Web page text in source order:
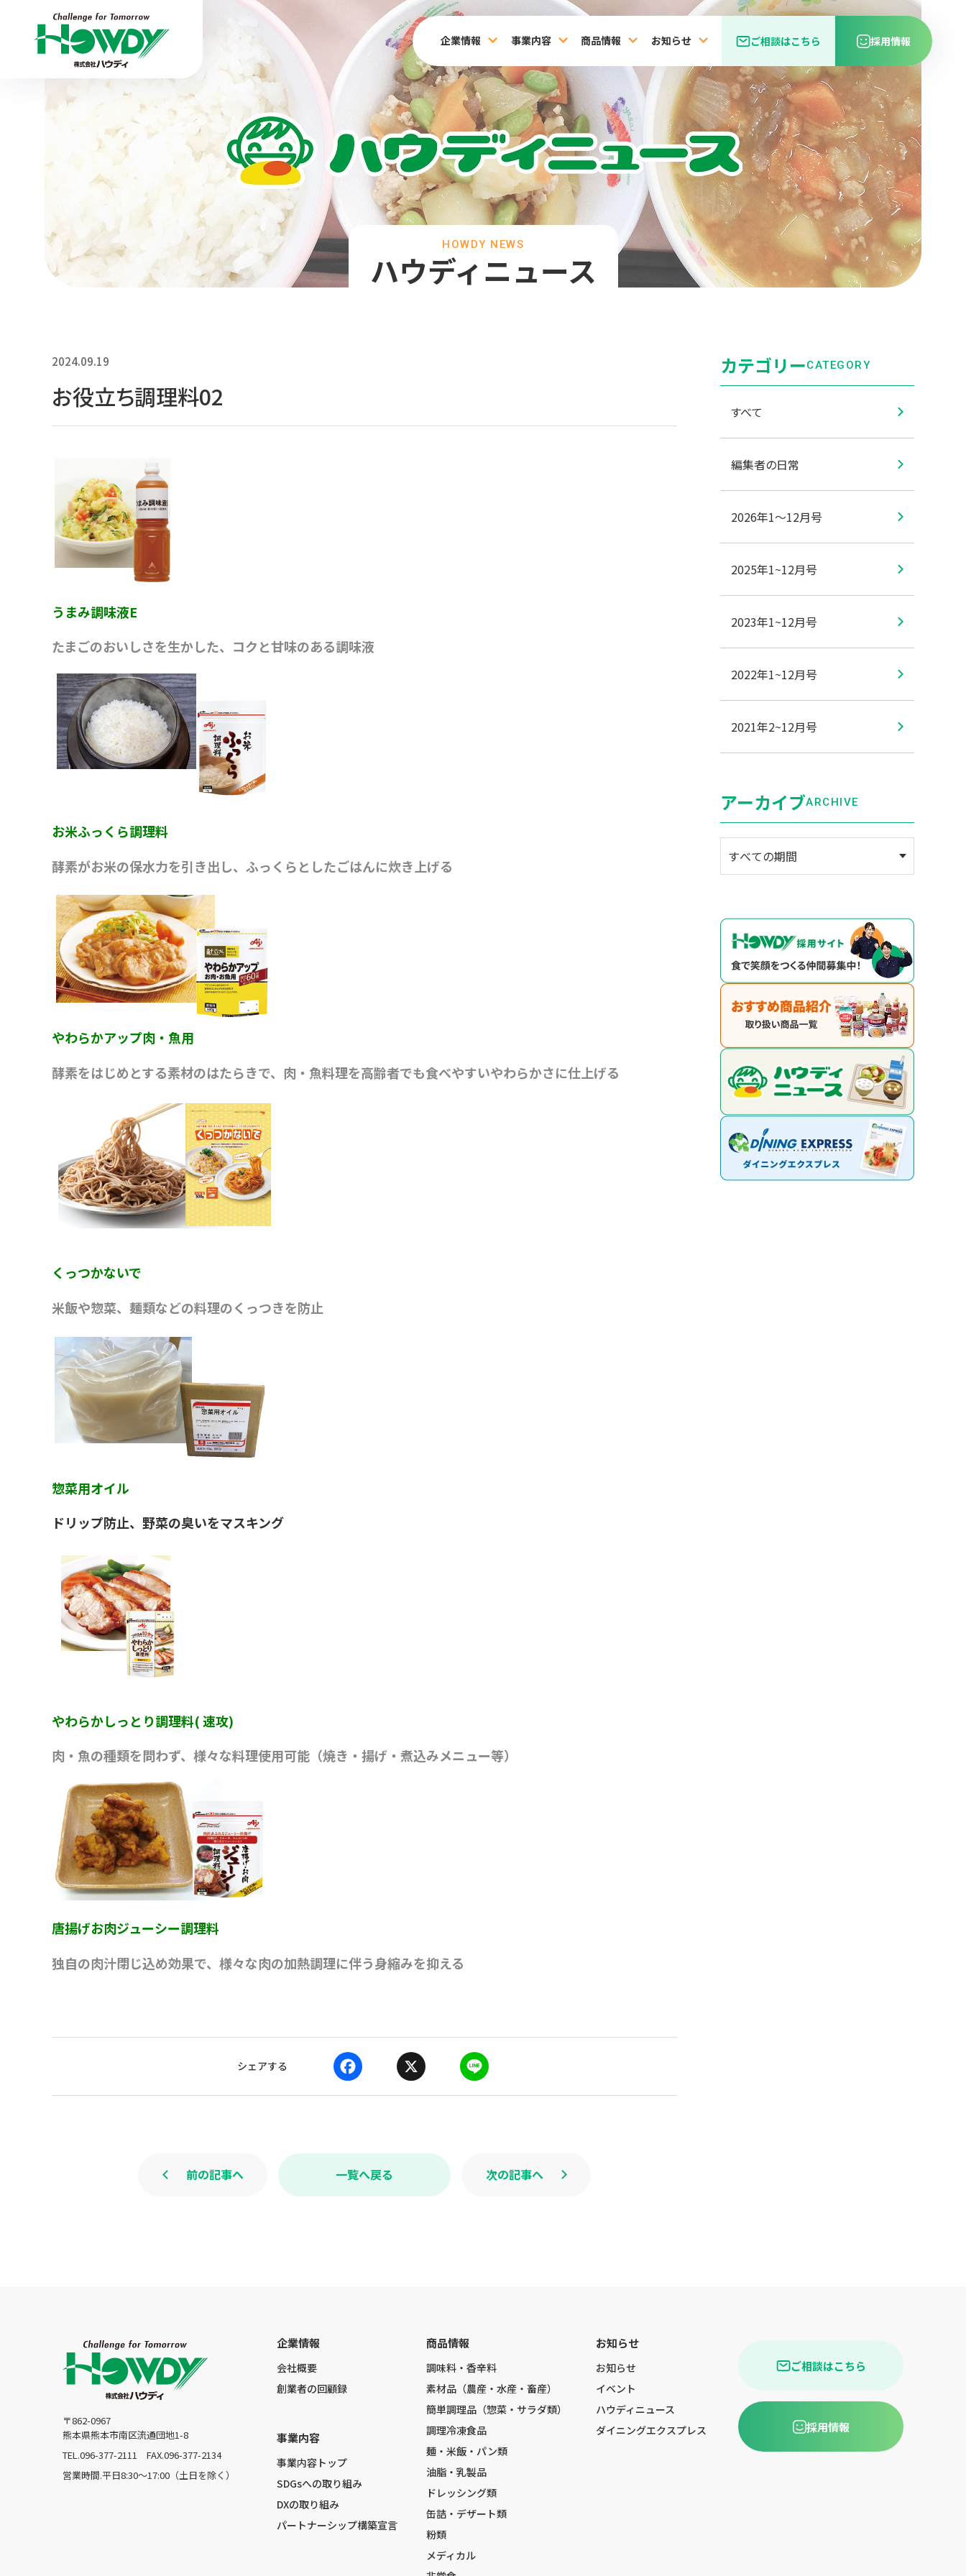
企業情報 事業内容 商品情報 お知らせ ご相談はこちら 採用情報
ハウディニュース
HOWDY NEWS
2024.09.19
お役立ち調理料02
うまみ調味液E
たまごのおいしさを生かした、コクと甘味のある調味液
お米ふっくら調理料
酵素がお米の保水力を引き出し、ふっくらとしたごはんに炊き上げる
やわらかアップ肉・魚用
酵素をはじめとする素材のはたらきで、肉・魚料理を高齢者でも食べやすいやわらかさに仕上げる
くっつかないで
米飯や惣菜、麺類などの料理のくっつきを防止
惣菜用オイル
ドリップ防止、野菜の臭いをマスキング
やわらかしっとり調理料( 速攻)
肉・魚の種類を問わず、様々な料理使用可能 （焼き・揚げ・煮込みメニュー等）
唐揚げお肉ジューシー調理料
独自の肉汁閉じ込め効果で、様々な肉の加熱調理に伴う身縮みを抑える
シェアする
a
o
i
一覧へ戻る
前の記事へ 次の記事へ
カテゴリーCATEGORY
すべて
編集者の日常
2026年1〜12月号
2025年1~12月号
2023年1~12月号
2022年1~12月号
2021年2~12月号
アーカイブARCHIVE
〒862-0967
熊本県熊本市南区流通団地1-8
TEL.096-377-2111
FAX.096-377-2134
営業時間.平日8:30〜17:00（土日を除く）
企業情報
会社概要
創業者の回顧録
事業内容
事業内容トップ
SDGsへの取り組み
DXの取り組み
パートナーシップ構築宣言
商品情報
調味料・香辛料
素材品（農産・水産・畜産）
簡単調理品（惣菜・サラダ類）
調理冷凍食品
麺・米飯・パン類
油脂・乳製品
ドレッシング類
缶詰・デザート類
粉類
メディカル
お知らせ
お知らせ
イベント
ハウディニュース
ダイニングエクスプレス
ご相談はこちら
採用情報